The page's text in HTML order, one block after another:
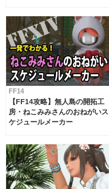
FF14
【FF14攻略】無人島の開拓工
房・ねこみみさんのおねがいス
ケジュールメーカー